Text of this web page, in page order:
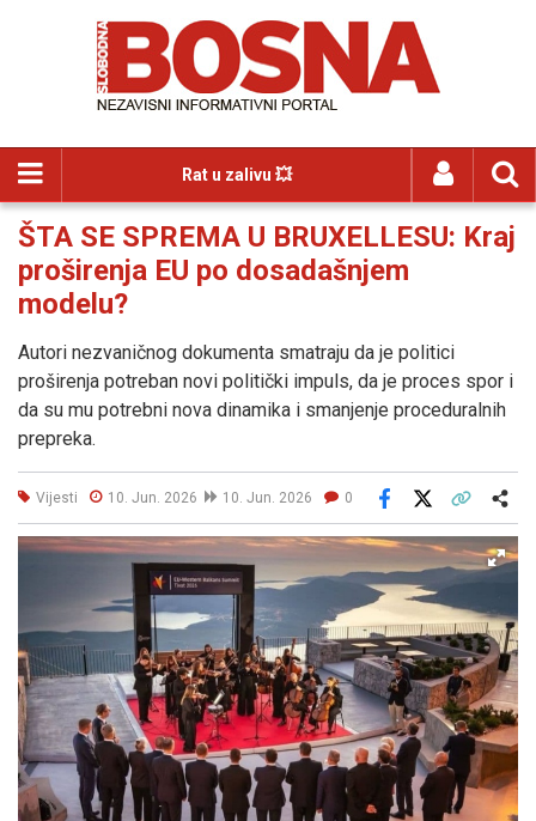
Rat u zalivu 💥
ŠTA SE SPREMA U BRUXELLESU: Kraj
proširenja EU po dosadašnjem
modelu?
Autori nezvaničnog dokumenta smatraju da je politici
proširenja potreban novi politički impuls, da je proces spor i
da su mu potrebni nova dinamika i smanjenje proceduralnih
prepreka.
Vijesti 10. Jun. 2026 10. Jun. 2026 0
Facebook